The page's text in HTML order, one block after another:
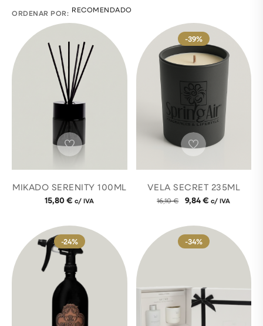
ORDENAR POR:
MIKADO SERENITY 100ML
15,80€ c/ IVA
-39%
VELA SECRET 235ML
16,10€ 9,84€ c/ IVA
-24% -34%